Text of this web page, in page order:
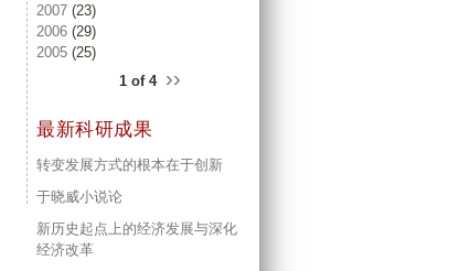
2007 (23)
2006 (29)
2005 (25)
1 of 4 ››
最新科研成果
转变发展方式的根本在于创新
于晓威小说论
新历史起点上的经济发展与深化
经济改革